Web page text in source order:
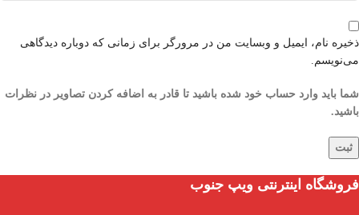
ذخیره نام، ایمیل و وبسایت من در مرورگر برای زمانی که دوباره دیدگاهی
می‌نویسم.
شما باید وارد حساب خود شده باشید تا قادر به اضافه کردن تصاویر در نظرات
باشید.
فروشگاه اینترنتی ویپ جنوب